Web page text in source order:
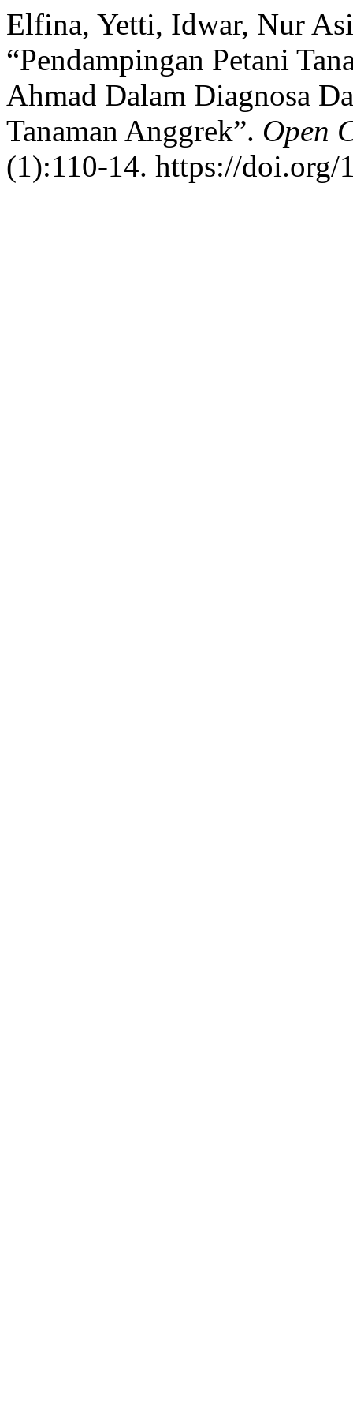
Elfina, Yetti, Idwar, Nur
“Pendampingan Petani
Ahmad Dalam Diagnosa
Tanaman Anggrek”. Open
(1):110-14. https://doi.org/